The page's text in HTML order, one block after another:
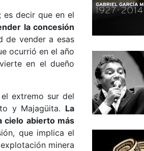
es decir que en el
la concesión
de vender a esas
ocurrió en el año
en el dueño
extremo sur del
y Majagüita. La
cielo abierto más
que implica el
minera